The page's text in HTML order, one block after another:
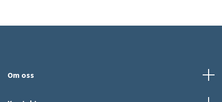
Om oss